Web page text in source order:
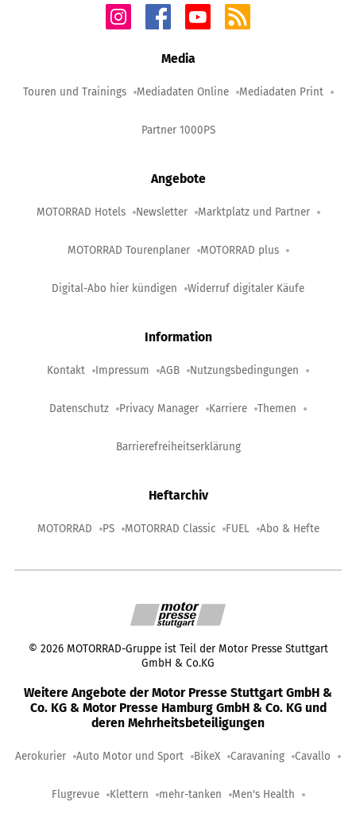
Media
Touren und Trainings Mediadaten Online Mediadaten Print
Partner 1000PS
Angebote
MOTORRAD Hotels Newsletter Marktplatz und Partner
MOTORRAD Tourenplaner MOTORRAD plus
Digital-Abo hier kündigen Widerruf digitaler Käufe
Information
Kontakt Impressum AGB Nutzungsbedingungen
Datenschutz Privacy Manager Karriere Themen
Barrierefreiheitserklärung
Heftarchiv
MOTORRAD PS MOTORRAD Classic FUEL Abo & Hefte
© 2026 MOTORRAD-Gruppe ist Teil der Motor Presse Stuttgart
GmbH & Co.KG
Weitere Angebote der Motor Presse Stuttgart GmbH &
Co. KG & Motor Presse Hamburg GmbH & Co. KG und
deren Mehrheitsbeteiligungen
Aerokurier Auto Motor und Sport BikeX Caravaning Cavallo
Flugrevue Klettern mehr-tanken Men's Health